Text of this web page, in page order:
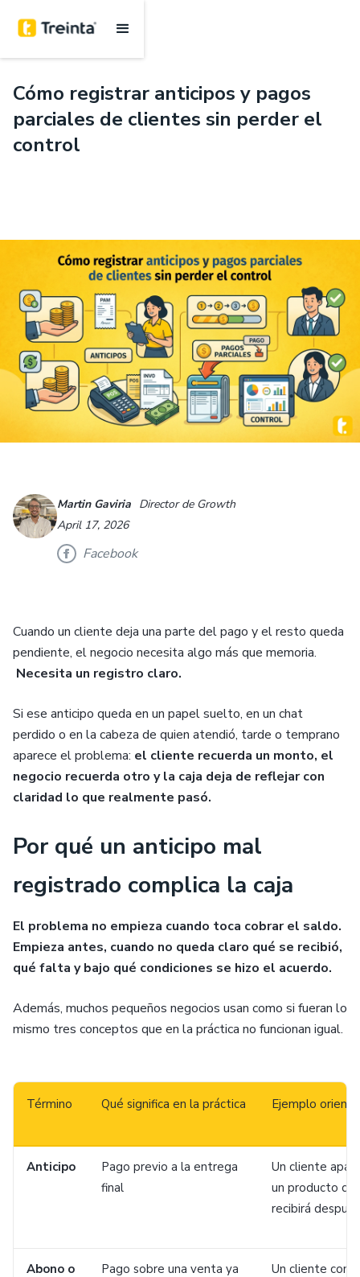
Cómo registrar anticipos y pagos
parciales de clientes sin perder el
control
Martin Gaviria Director de Growth
April 17, 2026
Facebook
Cuando un cliente deja una parte del pago y el resto queda
pendiente, el negocio necesita algo más que memoria.
Necesita un registro claro.
Si ese anticipo queda en un papel suelto, en un chat
perdido o en la cabeza de quien atendió, tarde o temprano
aparece el problema: el cliente recuerda un monto, el
negocio recuerda otro y la caja deja de reflejar con
claridad lo que realmente pasó.
Por qué un anticipo mal
registrado complica la caja
El problema no empieza cuando toca cobrar el saldo.
Empieza antes, cuando no queda claro qué se recibió,
qué falta y bajo qué condiciones se hizo el acuerdo.
Además, muchos pequeños negocios usan como si fueran lo
mismo tres conceptos que en la práctica no funcionan igual.
Término Qué significa en la práctica Ejemplo
Anticipo
Pago previo a la entrega
final
Un cliente
un producto
recibirá después
Abono o
Pago sobre una venta ya
Un cliente